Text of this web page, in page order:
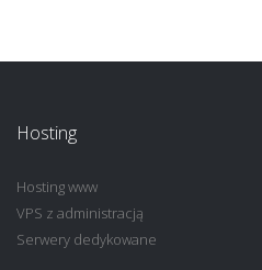
Hosting
Hosting www
VPS z administracją
Serwery dedykowane